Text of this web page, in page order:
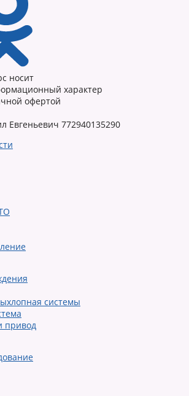
носит
характер
офертой
772940135290
системы
привод